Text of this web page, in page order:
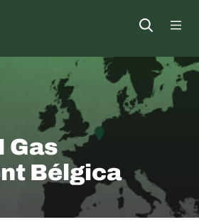
Open
Gas
Bélgica